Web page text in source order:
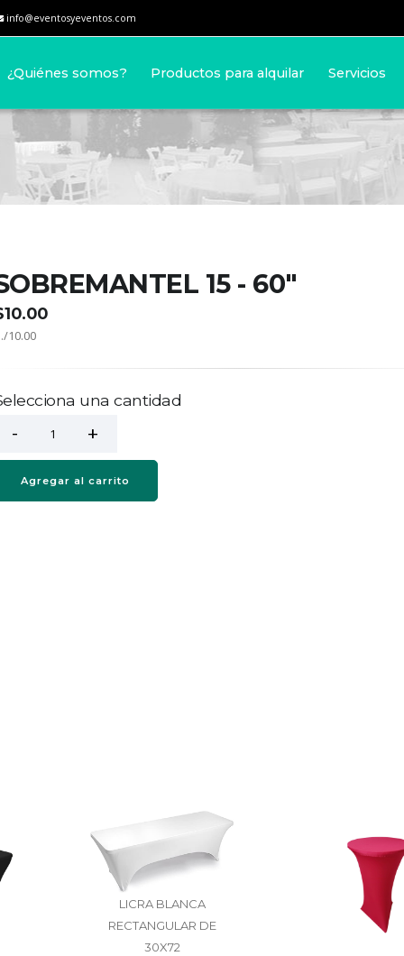
info@eventosyeventos.com
¿Quiénes somos? Productos para alquilar Servicios
15 - 60"
10.00
una cantidad
Agregar al carrito
LICRA BLANCA
RECTANGULAR DE
30X72